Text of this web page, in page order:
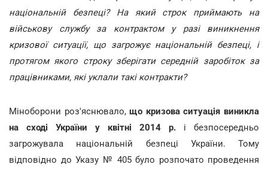
національній безпеці? На який строк приймають на
військову службу за контрактом у разі виникнення
кризової ситуації, що загрожує національній безпеці, і
протягом якого строку зберігати середній заробіток за
працівниками, які уклали такі контракти?
Міноборони роз'яснювало,що кризова ситуація виникла
на сході України у квітні 2014 р. і безпосередньо
загрожувала національній безпеці України. Тому
відповідно до Указу № 405 було розпочато проведення